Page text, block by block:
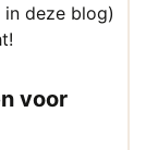
deze blog)
voor